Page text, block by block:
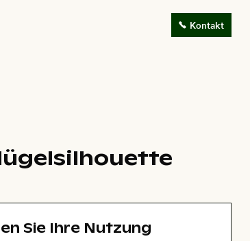
Kontakt
Lizenzinformationen springen
Sie Ihre Nutzung